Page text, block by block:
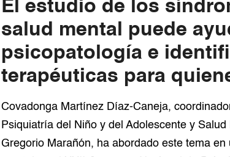
El estudio de los
salud mental puede
psicopatología e
terapéuticas para
Covadonga Martínez Díaz-Caneja,
Psiquiatría del Niño y del Adolescente y
Gregorio Marañón, ha abordado este tema